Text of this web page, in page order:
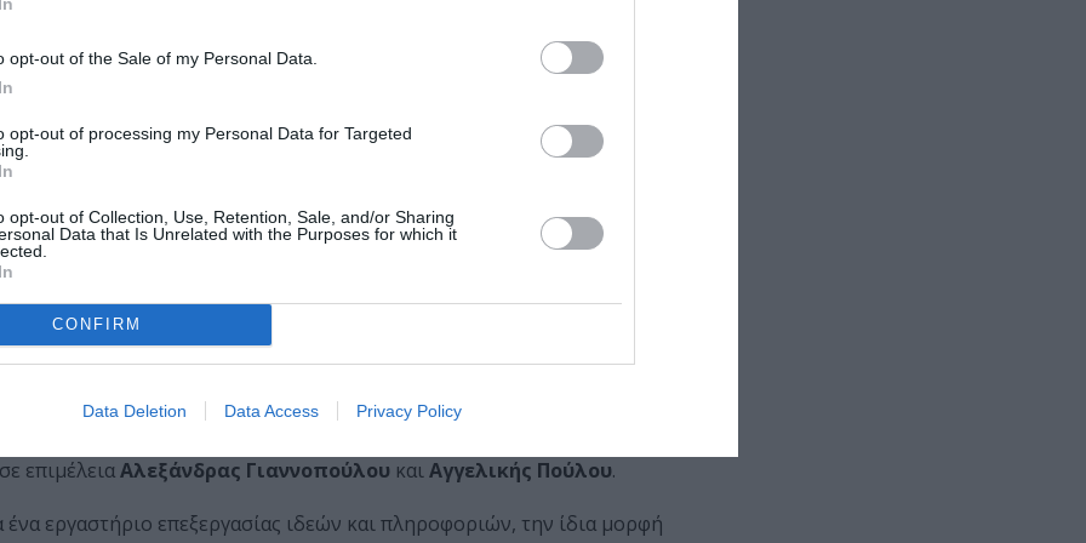
opt-out of the Sale of my Personal Data.
opt-out of processing my Personal Data for Targeted
opt-out of Collection, Use, Retention, Sale, and/or Sharing
Data that Is Unrelated with the Purposes for which it
CONFIRM
Data Deletion Data Access Privacy Policy
Αναστάσιος Ρούσσος, Rémi Sagot-Duvauroux,
Βανέσσα Φερλέ.
συμμετέχει η ηθοποιός performer
από την Πέμπτη 7 έως το Σάββατο 9 Δεκεμβρίου 2023,
Workshop από τους καλλιτέχνες ερευνητές του ENSADLab
στο info@fournos-culture.gr γράφοντας το όνομα σας, ιδιότητα και
Supérieure des Arts Décoratifs
μια ημερίδα– εργαστήριο με τον τίτλο:
σε επιμέλειαΑλεξάνδρας Γιαννοπούλου καιΑγγελικής Πούλου.
εργαστήριο επεξεργασίας ιδεών και πληροφοριών, την ίδια μορφή